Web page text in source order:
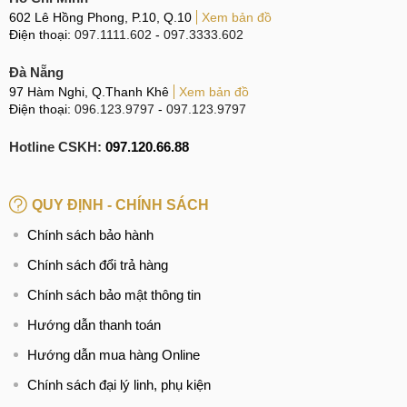
đội ngũ kỹ thuật viên dày dặn kinh nghiệm, sau khi thay màn
hình cho điện thoại, kỹ thuật viên sẽ đi lại lớp Ron kháng
nước cho Honor Magic V2.
Nhờ đó khả năng kháng nước của máy sẽ không mất đi
Chính vì thế, trong quá trình sử dụng, người dùng cần cẩn
nước.
Thay màn hình Magic V2 có làm mất chống nước hay
Tại sao nên chọn MCCare là địa chỉ thay màn
hình Magic V2?
Là trung tâm có nhiều năm kinh nghiệm trong nghề,
MobileCity không ngừng phấn đấu và hoàn thiện bản thân
602 Lê Hồng Phong, P.10, Q.10
Xem bản đồ
Điện thoại: 097.1111.602 - 097.3333.602
Đà Nẵng
97 Hàm Nghi, Q.Thanh Khê
Xem bản đồ
Điện thoại: 096.123.9797 - 097.123.9797
Hotline CSKH: 097.120.66.88
QUY ĐỊNH - CHÍNH SÁCH
Chính sách bảo hành
Chính sách đổi trả hàng
Chính sách bảo mật thông tin
Hướng dẫn thanh toán
Hướng dẫn mua hàng Online
Chính sách đại lý linh, phụ kiện